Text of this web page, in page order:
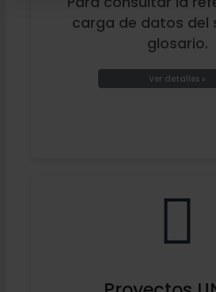
carga de datos del
glosario.
Ver detalles »